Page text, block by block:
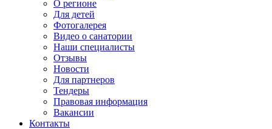
О регионе
Для детей
Фотогалерея
Видео о санатории
Наши специалисты
Отзывы
Новости
Для партнеров
Тендеры
Правовая информация
Вакансии
Контакты